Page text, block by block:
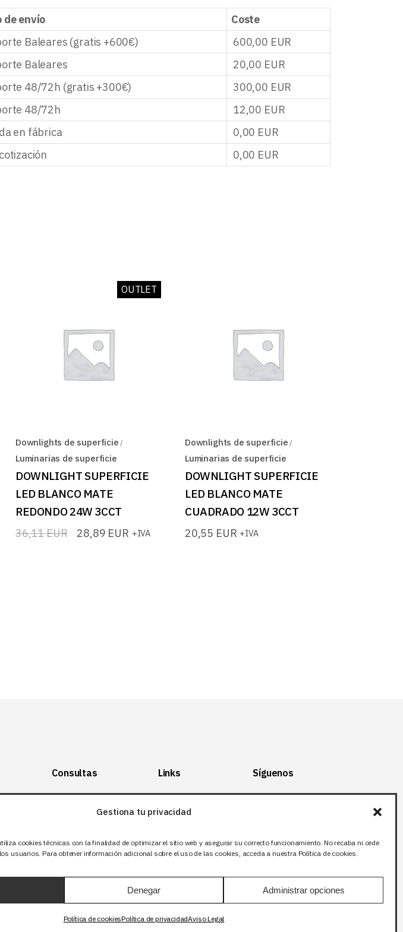
Gestiona tu privacidad
cookies técnicas con la finalidad de optimizar el sitio web y asegurar su correcto funcionamiento. No recaba ni cede
usuarios. Para obtener información adicional sobre el uso de las cookies, acceda a nuestra Política de cookies.
Denegar Administrar opciones
Política de cookiesPolítica de privacidadAviso Legal
de envío
Coste
Baleares (gratis +600€) 600,00 EUR
Baleares
20,00 EUR
48/72h (gratis +300€) 300,00 EUR
48/72h
12,00 EUR
en fábrica
0,00 EUR
0,00 EUR
OUTLET
Downlights de superficie
Luminarias de superficie
DOWNLIGHT SUPERFICIE
LED BLANCO MATE
REDONDO 24W 3CCT
36,11EUR
El 28,89 EUR
El +IVA
Downlights de superficie
Luminarias de superficie
DOWNLIGHT SUPERFICIE
LED BLANCO MATE
CUADRADO 12W 3CCT
20,55 EUR +IVA
Consultas
+34 966 28 88
12
info@bjflighting.com
Links
Mapa del Sitio
Aviso legal
privacidad
Síguenos
Facebook
LinkedIn